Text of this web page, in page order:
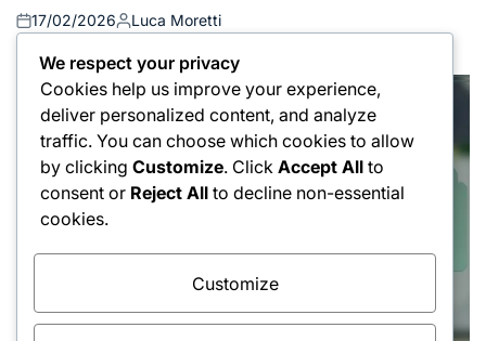
Posted
17/02/2026
Posted
Luca Moretti
We respect your privacy
Cookies help us improve your experience,
deliver personalized content, and analyze
traffic. You can choose which cookies to allow
by clicking Customize. Click Accept All to
consent or Reject All to decline non-essential
cookies.
Customize